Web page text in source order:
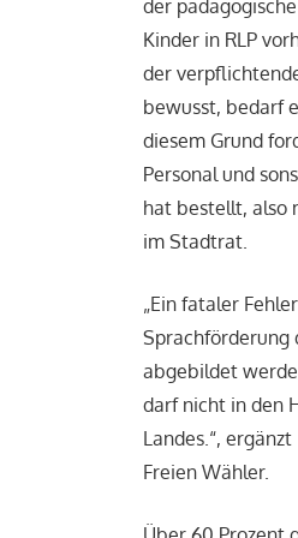
der
Kinder in RLP
der
bewusst, bedarf
diesem Grund
Personal und
hat bestellt, also
im Stadtrat.
„Ein fataler
Sprachförderung
abgebildet
darf nicht in den
Landes.“,
Freien Wähler.